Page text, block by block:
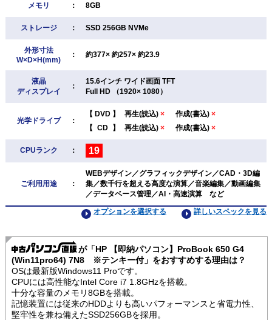
メモリ ： 8GB
ストレージ ： SSD 256GB NVMe
外形寸法
W×D×H(mm)
： 約377× 約257× 約23.9
液晶
ディスプレイ
：
15.6インチ ワイド画面 TFT
Full HD （1920× 1080）
光学ドライブ ：
【 DVD 】 再生(読込) × 作成(書込) ×
【 CD 】 再生(読込) × 作成(書込) ×
CPUランク ： 19
ご利用用途 ：
WEBデザイン／グラフィックデザイン／CAD・3D編
集／数千行を超える高度な演算／音楽編集／動画編集
／データベース管理／AI・高速演算 など
詳しいスペックを見る
オプションを選択する
が「HP 【即納パソコン】ProBook 650 G4
(Win11pro64) 7N8 ※テンキー付」をおすすめする理由は？
OSは最新版Windows11 Proです。
CPUには高性能なIntel Core i7 1.8GHzを搭載。
十分な容量のメモリ8GBを搭載。
記憶装置には従来のHDDよりも高いパフォーマンスと省電力性、
堅牢性を兼ね備えたSSD256GBを採用。